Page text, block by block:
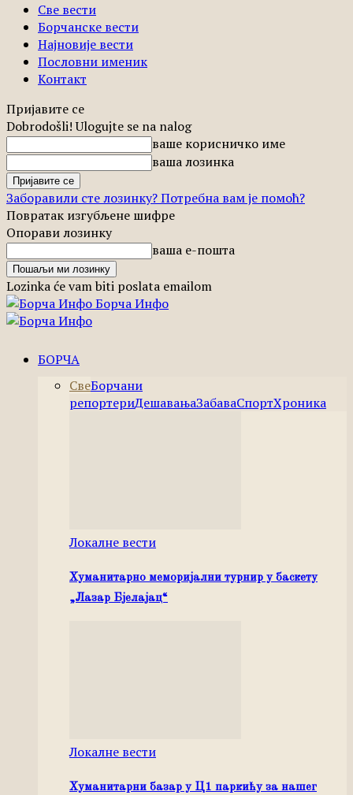
Све вести
Борчанске вести
Најновије вести
Пословни именик
Контакт
Пријавите се
Dobrodošli! Ulogujte se na nalog
ваше корисничко име
ваша лозинка
Заборавили сте лозинку? Потребна вам је помоћ?
Повратак изгубљене шифре
Опорави лозинку
ваша е-пошта
Lozinka će vam biti poslata emailom
Борча Инфо
БОРЧА
СвеБорчани
репортериДешавањаЗабаваСпортХроника
Локалне вести
Хуманитарно меморијални турнир у баскету
„Лазар Бјелајац“
Локалне вести
Хуманитарни базар у Ц1 паркићу за нашег